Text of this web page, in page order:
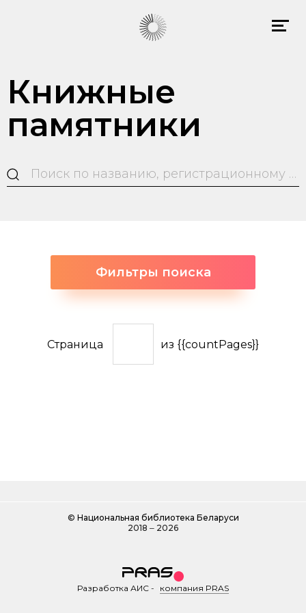
Книжные
памятники
Фильтры поиска
Страница из {{countPages}}
© Национальная библиотека Беларуси
2018 ‒ 2026
Разработка АИС - компания PRAS